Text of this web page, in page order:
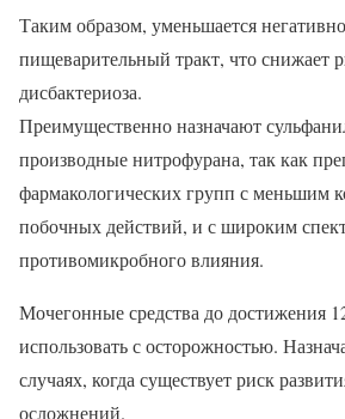
Таким образом, уменьшается
пищеварительный тракт, что снижает
дисбактериоза.
Преимущественно назначают
производные нитрофурана, так как
фармакологических групп с меньшим
побочных действий, и с широким
противомикробного влияния.
Мочегонные средства до достижения
использовать с осторожностью.
случаях, когда существует риск
осложнений.